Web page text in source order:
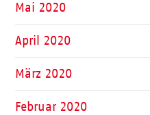
Mai 2020
April 2020
März 2020
Februar 2020